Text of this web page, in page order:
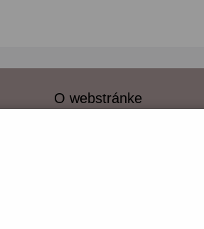
O webstránke